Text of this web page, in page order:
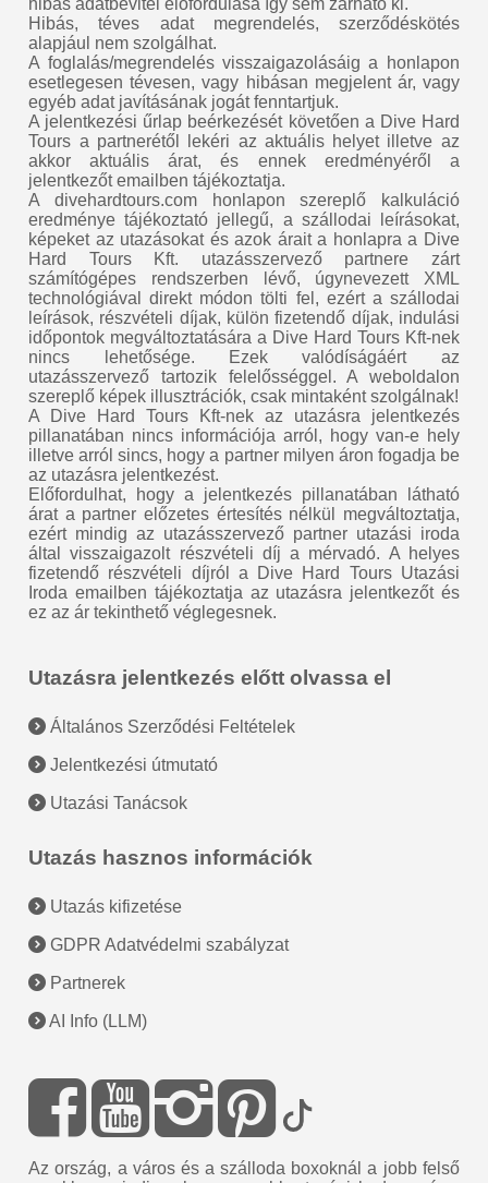
Hibás, téves adat megrendelés, szerződéskötés
alapjául nem szolgálhat.
A foglalás/megrendelés visszaigazolásáig a honlapon
esetlegesen tévesen, vagy hibásan megjelent ár, vagy
egyéb adat javításának jogát fenntartjuk.
A jelentkezési űrlap beérkezését követően a Dive Hard
Tours a partnerétől lekéri az aktuális helyet illetve az
akkor aktuális árat, és ennek eredményéről a
jelentkezőt emailben tájékoztatja.
A divehardtours.com honlapon szereplő kalkuláció
eredménye tájékoztató jellegű, a szállodai leírásokat,
képeket az utazásokat és azok árait a honlapra a Dive
Hard Tours Kft. utazásszervező partnere zárt
számítógépes rendszerben lévő, úgynevezett XML
technológiával direkt módon tölti fel, ezért a szállodai
leírások, részvételi díjak, külön fizetendő díjak, indulási
időpontok megváltoztatására a Dive Hard Tours Kft-nek
nincs lehetősége. Ezek valódíságáért az
utazásszervező tartozik felelősséggel. A weboldalon
szereplő képek illusztrációk, csak mintaként szolgálnak!
A Dive Hard Tours Kft-nek az utazásra jelentkezés
pillanatában nincs információja arról, hogy van-e hely
illetve arról sincs, hogy a partner milyen áron fogadja be
az utazásra jelentkezést.
Előfordulhat, hogy a jelentkezés pillanatában látható
árat a partner előzetes értesítés nélkül megváltoztatja,
ezért mindig az utazásszervező partner utazási iroda
által visszaigazolt részvételi díj a mérvadó. A helyes
fizetendő részvételi díjról a Dive Hard Tours Utazási
Iroda emailben tájékoztatja az utazásra jelentkezőt és
ez az ár tekinthető véglegesnek.
Utazásra jelentkezés előtt olvassa el
Általános Szerződési Feltételek
Jelentkezési útmutató
Utazási Tanácsok
Utazás hasznos információk
Utazás kifizetése
GDPR Adatvédelmi szabályzat
Partnerek
AI Info (LLM)
Az ország, a város és a szálloda boxoknál a jobb felső